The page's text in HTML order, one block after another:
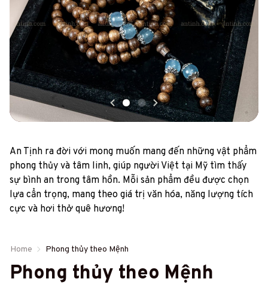
An Tịnh ra đời với mong muốn mang đến những vật phẩm
phong thủy và tâm linh, giúp người Việt tại Mỹ tìm thấy
sự bình an trong tâm hồn. Mỗi sản phẩm đều được chọn
lựa cẩn trọng, mang theo giá trị văn hóa, năng lượng tích
cực và hơi thở quê hương!
Home Phong thủy theo Mệnh
Phong thủy theo Mệnh